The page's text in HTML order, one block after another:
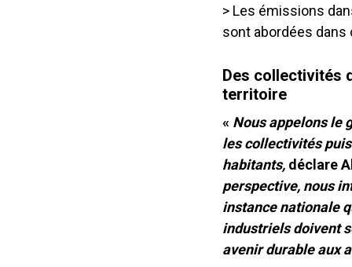
> Les émissions
sont abordées dans
Des collectivités
territoire
« Nous appelons le
les collectivités
habitants, déclare
perspective, nous
instance nationale
industriels doivent
avenir durable aux